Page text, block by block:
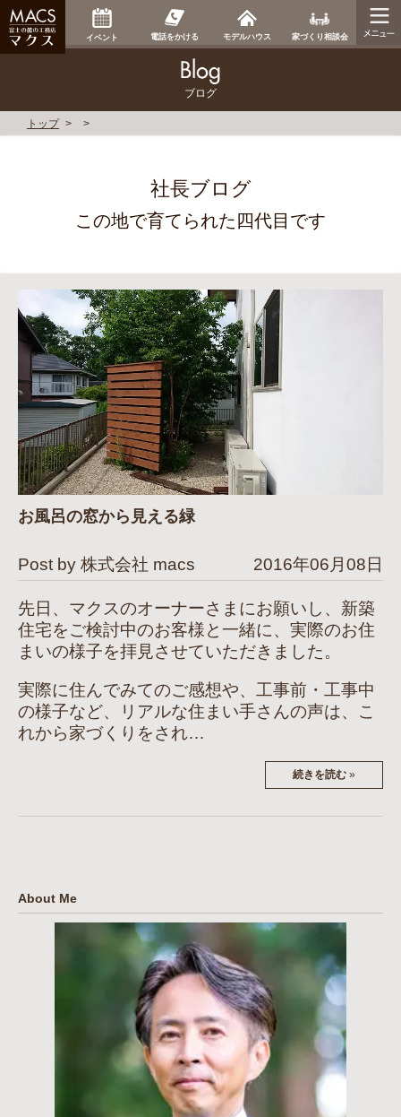
イベント 電話をかける モデルハウス 家づくり相談会
ブログ
トップ
社長ブログ
この地で育てられた四代目です
お風呂の窓から見える緑
Post by 株式会社 macs 2016年06月08日
先日、マクスのオーナーさまにお願いし、新築
住宅をご検討中のお客様と一緒に、実際のお住
まいの様子を拝見させていただきました。
実際に住んでみてのご感想や、工事前・工事中
の様子など、リアルな住まい手さんの声は、こ
れから家づくりをされ…
続きを読む »
About Me